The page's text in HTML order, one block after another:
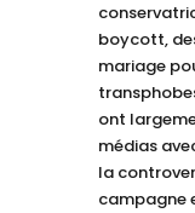
boycott,
mariage
ont
médias
la
campagne